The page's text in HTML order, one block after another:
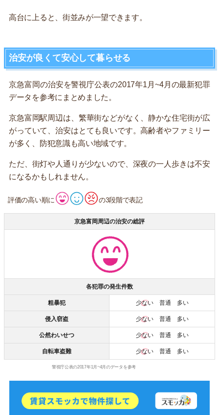
高台に上ると、街並みが一望できます。
治安が良くて安心して暮らせる
京急富岡の治安を警視庁公表の2017年1月~4月の最新犯罪
データを参考にまとめました。
京急富岡駅周辺は、繁華街などがなく、静かな住宅街が広
がっていて、治安はとても良いです。高齢者やファミリー
が多く、防犯意識も高い地域です。
ただ、街灯や人通りが少ないので、深夜の一人歩きは不安
になるかもしれません。
評価の高い順に の3段階で表記
京急富岡周辺の治安の総評
各犯罪の発生件数
粗暴犯 少ない普通 多い
侵入窃盗 少ない普通 多い
公然わいせつ 少ない普通 多い
自転車盗難 少ない普通 多い
警視庁公表の2017年1月~4月のデータを参考